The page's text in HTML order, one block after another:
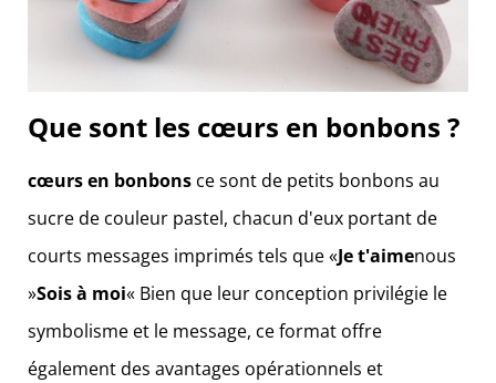
Que sont les cœurs en bonbons ?
cœurs en bonbons ce sont de petits bonbons au
sucre de couleur pastel, chacun d'eux portant de
courts messages imprimés tels que «Je t'aimenous
»Sois à moi« Bien que leur conception privilégie le
symbolisme et le message, ce format offre
également des avantages opérationnels et